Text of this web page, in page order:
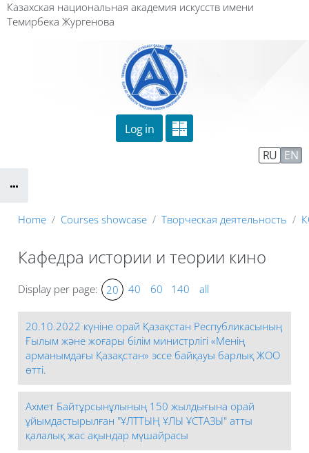
Skip to main content
Казахская национальная академия искусств имени
Темирбека Жургенова
Log in
RU EN
Home Courses showcase Творческая деятельность
Кафедра истории и теории кино
Display per page: 20 40 60 140 all
20.10.2022 күніне орай Қазақстан Республикасының
Ғылым және жоғары білім министрлігі «Менің
арманымдағы Қазақстан» эссе байқауы барлық ЖОО
өтті.
Ахмет Байтұрсынұлының 150 жылдығына орай
ұйымдастырылған "ҰЛТТЫҢ ҰЛЫ ҰСТАЗЫ" атты
қалалық жас ақындар мүшайрасы